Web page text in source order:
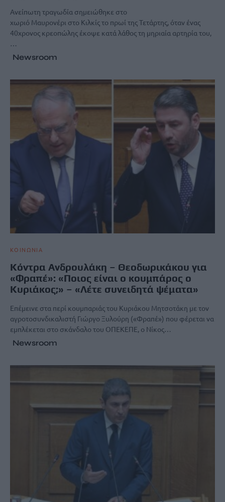
Ανείπωτη τραγωδία σημειώθηκε στο
χωριό Μαυρονέρι στο Κιλκίς το πρωί της Τετάρτης, όταν ένας
40χρονος κρεοπώλης έκοψε κατά λάθος τη μηριαία αρτηρία του,
…
Newsroom
ΚΟΙΝΩΝΙΑ
Κόντρα Ανδρουλάκη – Θεοδωρικάκου για
«Φραπέ»: «Ποιος είναι ο κουμπάρος ο
Κυριάκος;» – «Λέτε συνειδητά ψέματα»
Επέμεινε στα περί κουμπαριάς του Κυριάκου Μητσοτάκη με τον
αγροτοσυνδικαλιστή Γιώργο Ξυλούρη («Φραπέ») που φέρεται να
εμπλέκεται στο σκάνδαλο του ΟΠΕΚΕΠΕ, ο Νίκος…
Newsroom